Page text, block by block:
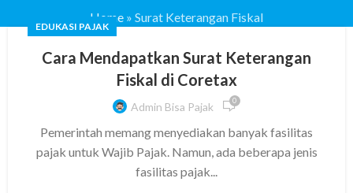
Home » Surat Keterangan Fiskal
EDUKASI PAJAK
Cara Mendapatkan Surat Keterangan
Fiskal di Coretax
Admin Bisa Pajak 0
Pemerintah memang menyediakan banyak fasilitas
pajak untuk Wajib Pajak. Namun, ada beberapa jenis
fasilitas pajak...